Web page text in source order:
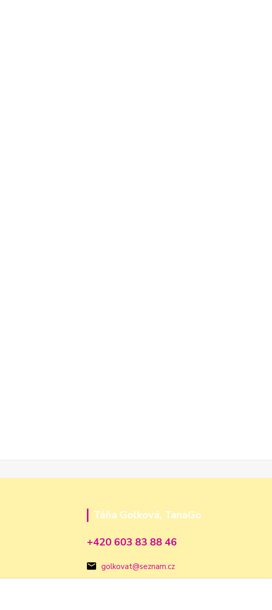
Táňa Golková, TanaGo
+420 603 83 88 46
golkovat@seznam.cz